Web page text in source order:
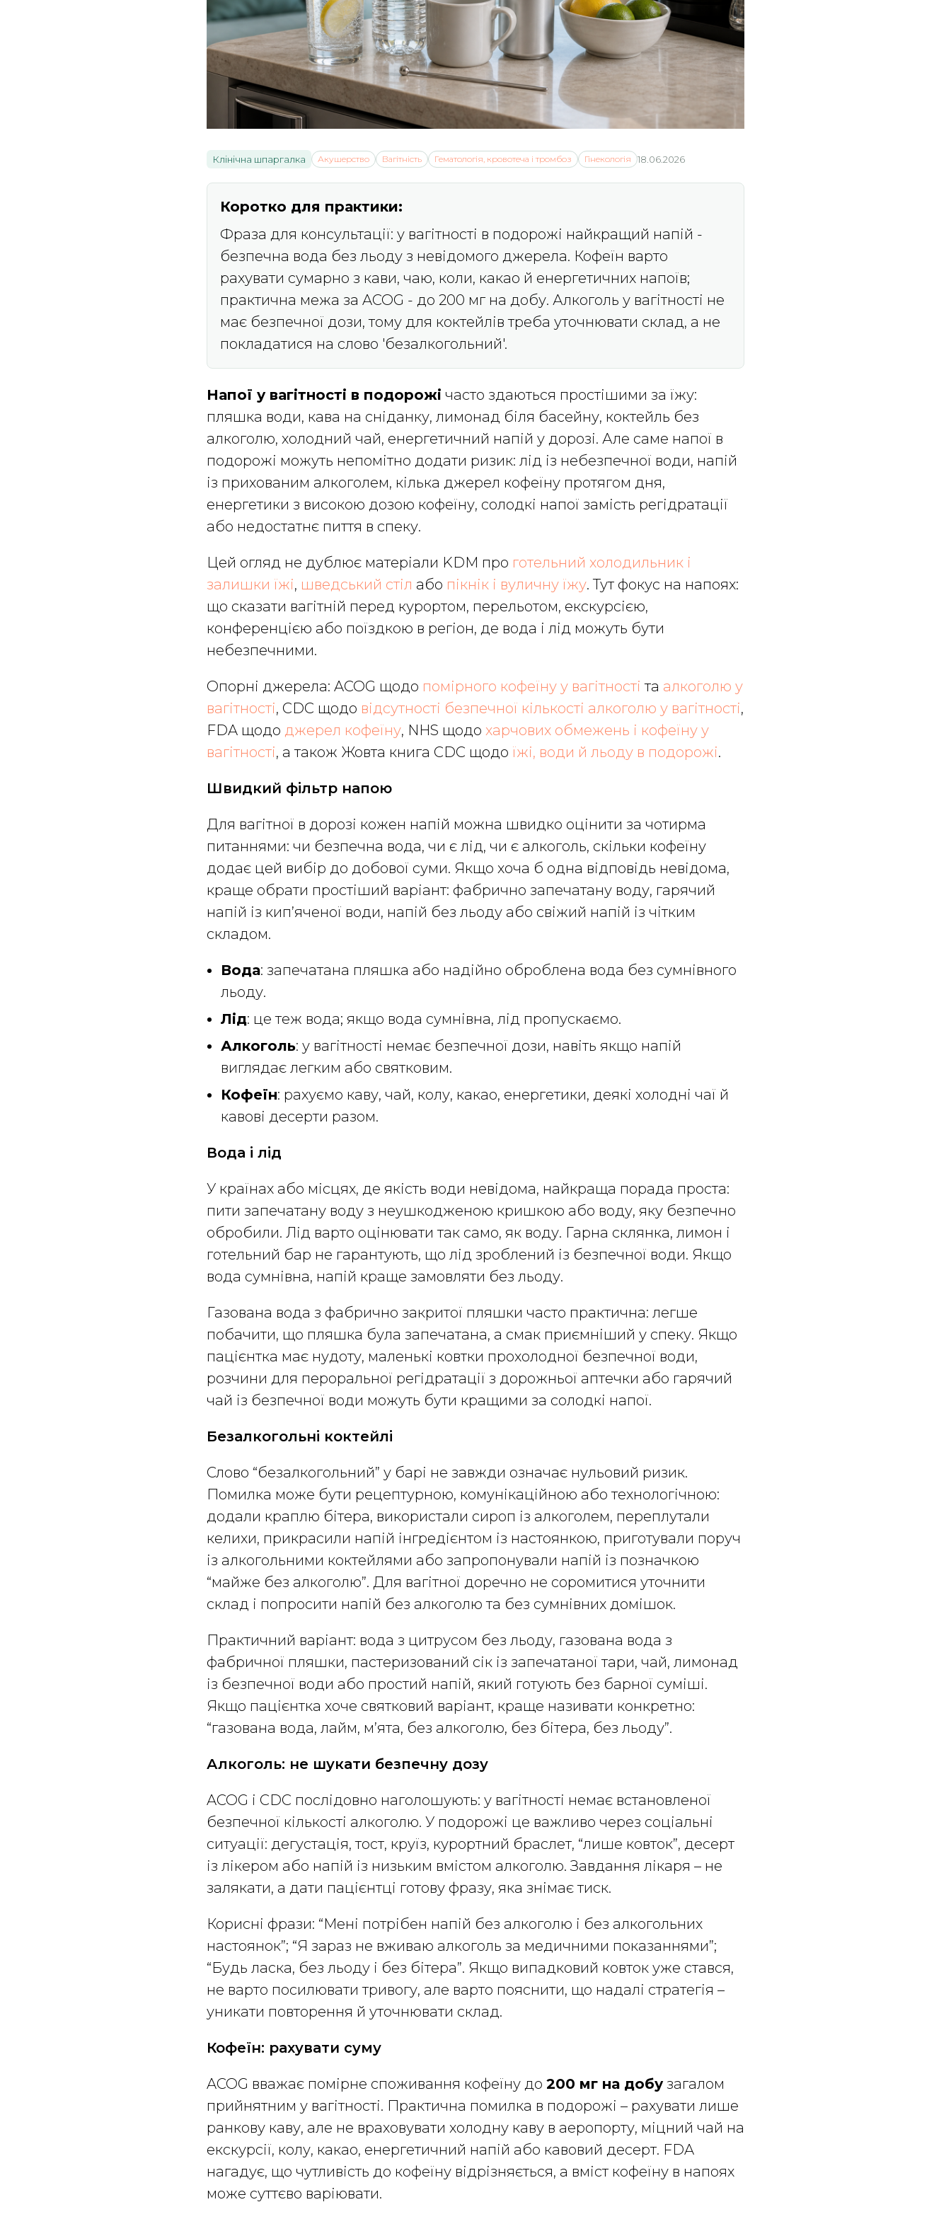
Клінічна шпаргалка Акушерство Вагітність Гематологія, кровотеча і тромбоз Гінекологія 18.06.2026
Коротко для практики:
Фраза для консультації: у вагітності в подорожі найкращий напій -
безпечна вода без льоду з невідомого джерела. Кофеїн варто
рахувати сумарно з кави, чаю, коли, какао й енергетичних напоїв;
практична межа за ACOG - до 200 мг на добу. Алкоголь у вагітності не
має безпечної дози, тому для коктейлів треба уточнювати склад, а не
покладатися на слово 'безалкогольний'.
Напої у вагітності в подорожі часто здаються простішими за їжу:
пляшка води, кава на сніданку, лимонад біля басейну, коктейль без
алкоголю, холодний чай, енергетичний напій у дорозі. Але саме напої в
подорожі можуть непомітно додати ризик: лід із небезпечної води, напій
із прихованим алкоголем, кілька джерел кофеїну протягом дня,
енергетики з високою дозою кофеїну, солодкі напої замість регідратації
або недостатнє пиття в спеку.
Цей огляд не дублює матеріали KDM про готельний холодильник і
залишки їжі, шведський стіл або пікнік і вуличну їжу. Тут фокус на напоях:
що сказати вагітній перед курортом, перельотом, екскурсією,
конференцією або поїздкою в регіон, де вода і лід можуть бути
небезпечними.
Опорні джерела: ACOG щодо помірного кофеїну у вагітності та алкоголю у
вагітності, CDC щодо відсутності безпечної кількості алкоголю у вагітності,
FDA щодо джерел кофеїну, NHS щодо харчових обмежень і кофеїну у
вагітності, а також Жовта книга CDC щодо їжі, води й льоду в подорожі.
Швидкий фільтр напою
Для вагітної в дорозі кожен напій можна швидко оцінити за чотирма
питаннями: чи безпечна вода, чи є лід, чи є алкоголь, скільки кофеїну
додає цей вибір до добової суми. Якщо хоча б одна відповідь невідома,
краще обрати простіший варіант: фабрично запечатану воду, гарячий
напій із кип’яченої води, напій без льоду або свіжий напій із чітким
складом.
Вода: запечатана пляшка або надійно оброблена вода без сумнівного
льоду.
Лід: це теж вода; якщо вода сумнівна, лід пропускаємо.
Алкоголь: у вагітності немає безпечної дози, навіть якщо напій
виглядає легким або святковим.
Кофеїн: рахуємо каву, чай, колу, какао, енергетики, деякі холодні чаї й
кавові десерти разом.
Вода і лід
У країнах або місцях, де якість води невідома, найкраща порада проста:
пити запечатану воду з неушкодженою кришкою або воду, яку безпечно
обробили. Лід варто оцінювати так само, як воду. Гарна склянка, лимон і
готельний бар не гарантують, що лід зроблений із безпечної води. Якщо
вода сумнівна, напій краще замовляти без льоду.
Газована вода з фабрично закритої пляшки часто практична: легше
побачити, що пляшка була запечатана, а смак приємніший у спеку. Якщо
пацієнтка має нудоту, маленькі ковтки прохолодної безпечної води,
розчини для пероральної регідратації з дорожньої аптечки або гарячий
чай із безпечної води можуть бути кращими за солодкі напої.
Безалкогольні коктейлі
Слово “безалкогольний” у барі не завжди означає нульовий ризик.
Помилка може бути рецептурною, комунікаційною або технологічною:
додали краплю бітера, використали сироп із алкоголем, переплутали
келихи, прикрасили напій інгредієнтом із настоянкою, приготували поруч
із алкогольними коктейлями або запропонували напій із позначкою
“майже без алкоголю”. Для вагітної доречно не соромитися уточнити
склад і попросити напій без алкоголю та без сумнівних домішок.
Практичний варіант: вода з цитрусом без льоду, газована вода з
фабричної пляшки, пастеризований сік із запечатаної тари, чай, лимонад
із безпечної води або простий напій, який готують без барної суміші.
Якщо пацієнтка хоче святковий варіант, краще називати конкретно:
“газована вода, лайм, м’ята, без алкоголю, без бітера, без льоду”.
Алкоголь: не шукати безпечну дозу
ACOG і CDC послідовно наголошують: у вагітності немає встановленої
безпечної кількості алкоголю. У подорожі це важливо через соціальні
ситуації: дегустація, тост, круїз, курортний браслет, “лише ковток”, десерт
із лікером або напій із низьким вмістом алкоголю. Завдання лікаря – не
залякати, а дати пацієнтці готову фразу, яка знімає тиск.
Корисні фрази: “Мені потрібен напій без алкоголю і без алкогольних
настоянок”; “Я зараз не вживаю алкоголь за медичними показаннями”;
“Будь ласка, без льоду і без бітера”. Якщо випадковий ковток уже стався,
не варто посилювати тривогу, але варто пояснити, що надалі стратегія –
уникати повторення й уточнювати склад.
Кофеїн: рахувати суму
ACOG вважає помірне споживання кофеїну до 200 мг на добу загалом
прийнятним у вагітності. Практична помилка в подорожі – рахувати лише
ранкову каву, але не враховувати холодну каву в аеропорту, міцний чай на
екскурсії, колу, какао, енергетичний напій або кавовий десерт. FDA
нагадує, що чутливість до кофеїну відрізняється, а вміст кофеїну в напоях
може суттєво варіювати.